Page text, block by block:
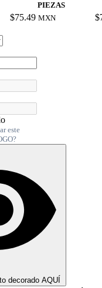
PIEZAS
$75.49 MXN
este
decorado AQUÍ